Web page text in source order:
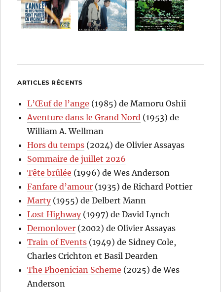
ARTICLES RÉCENTS
L’Œuf de l’ange (1985) de Mamoru Oshii
Aventure dans le Grand Nord (1953) de
William A. Wellman
Hors du temps (2024) de Olivier Assayas
Sommaire de juillet 2026
Tête brûlée (1996) de Wes Anderson
Fanfare d’amour (1935) de Richard Pottier
Marty(1955) de Delbert Mann
Lost Highway(1997) de David Lynch
Demonlover (2002) de Olivier Assayas
Train of Events (1949) de Sidney Cole,
Charles Crichton et Basil Dearden
The Phoenician Scheme (2025) de Wes
Anderson